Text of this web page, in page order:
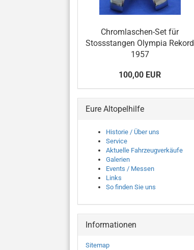
Chromlaschen-Set für
Stossstangen Olympia Rekord
1957
100,00 EUR
Eure Altopelhilfe
Historie / Über uns
Service
Aktuelle Fahrzeugverkäufe
Galerien
Events / Messen
Links
So finden Sie uns
Informationen
Sitemap